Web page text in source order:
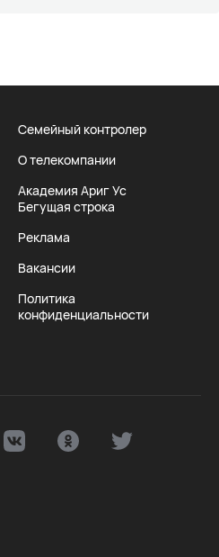
Семейный контролер
О телекомпании
Академия Ариг Ус
Бегущая строка
Реклама
Вакансии
Политика
конфиденциальности